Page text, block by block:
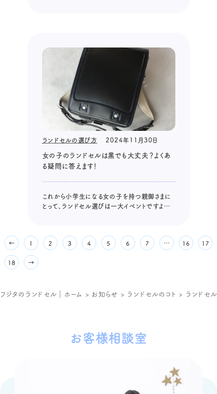
女の子のランドセルは黒でも大丈夫？よくあ
る疑問に答えます！
ランドセルの選び方 2024年11月30日
これから小学生になる女の子を持つ親御さまに
とって、ランドセル選びは一大イベントですよね。
る方も多いのではないでしょうか。 せっかくのラ
ンドセル選び、後悔したくないですよね。 この記
← 1 2 3 4 5 6 7 … 16 17
18 →
フジタのランドセル｜ホーム > お知らせ > ランドセルのコト > ランドセ
お客様相談室